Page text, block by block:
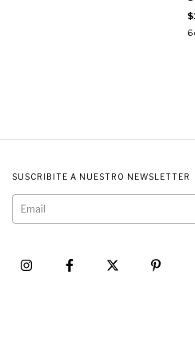
6
SUSCRIBITE A NUESTRO NEWSLETTER